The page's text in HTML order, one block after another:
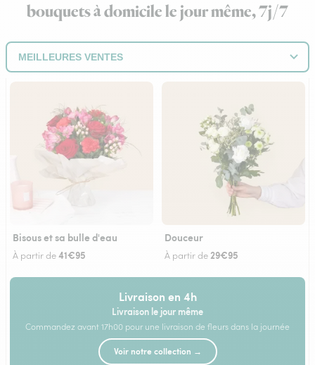
bouquets à domicile le jour même, 7j/7
Bisous et sa bulle d'eau
À partir de41€95
Douceur
À partir de 29€95
Livraison en 4h
Livraison le jour même
Commandez avant 17h00 pour une livraison de fleurs dans la journée
Voir notre collection →